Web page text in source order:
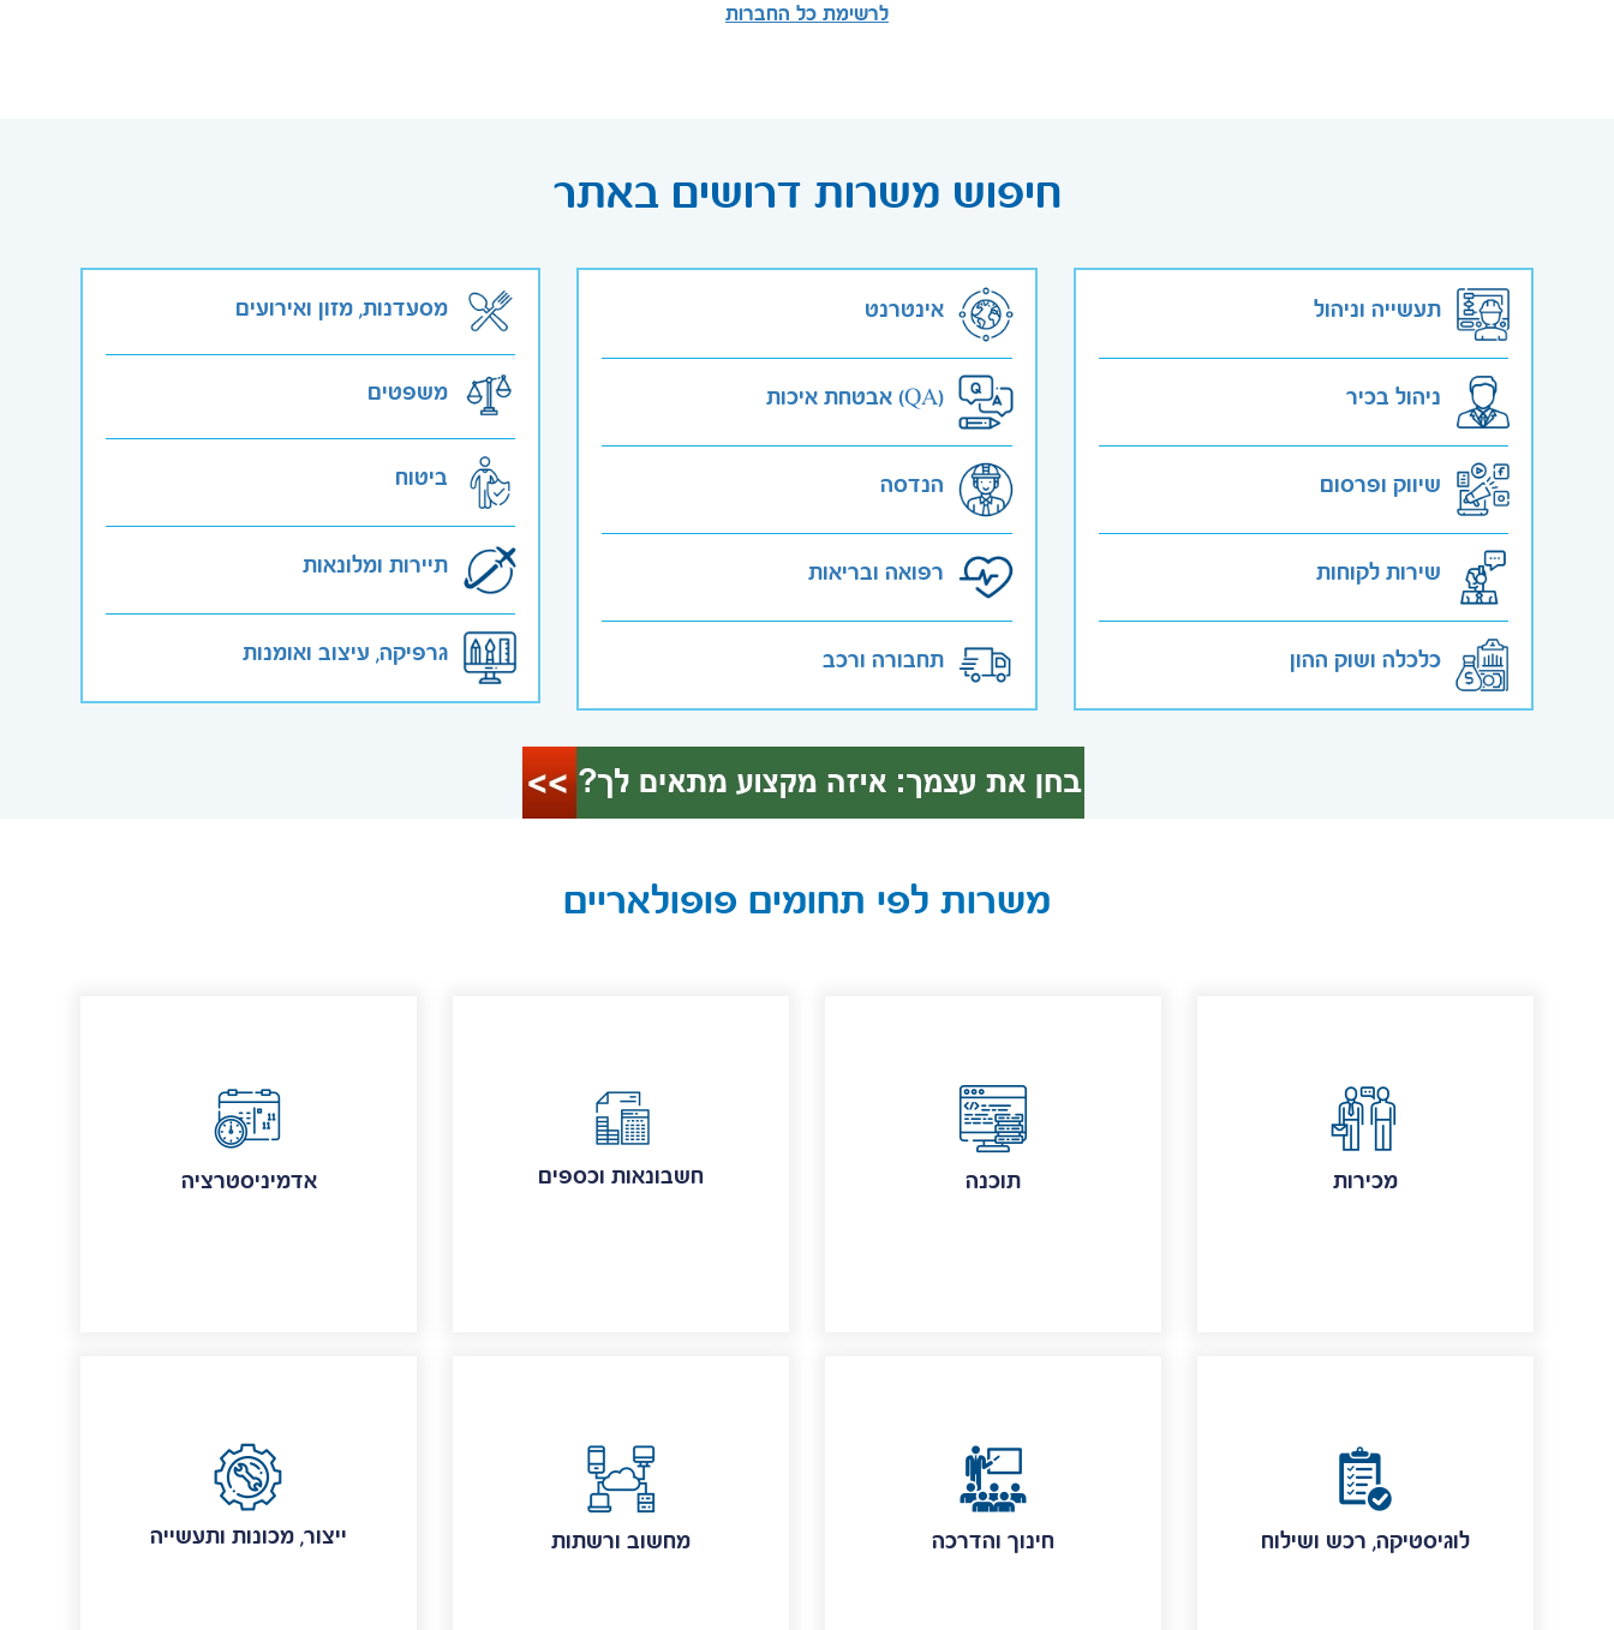
לרשימת כל החברות
חיפוש משרות דרושים באתר
תעשייה וניהול
ניהול בכיר
שיווק ופרסום
שירות לקוחות
כלכלה ושוק ההון
אינטרנט
אבטחת איכות (QA)
הנדסה
רפואה ובריאות
תחבורה ורכב
מסעדנות, מזון ואירועים
משפטים
ביטוח
תיירות ומלונאות
גרפיקה, עיצוב ואומנות
משרות לפי תחומים פופולאריים
אדמיניסטרציה חשבונאות וכספים תוכנה מכירות
ייצור, מכונות ותעשייה מחשוב ורשתות חינוך והדרכה לוגיסטיקה, רכש ושילוח